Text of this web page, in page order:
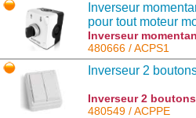
Inverseur
pour tout moteur
Inverseur
pour tout moteur
480666 / ACPS1
Inverseur 2
Inverseur 2
ACPPE
480549 / ACPPE